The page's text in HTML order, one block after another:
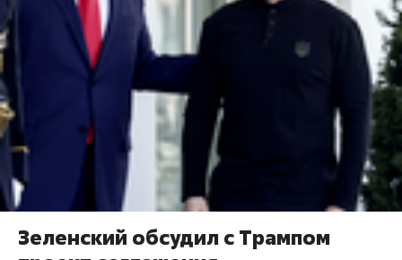
Зеленский обсудил с Трампом